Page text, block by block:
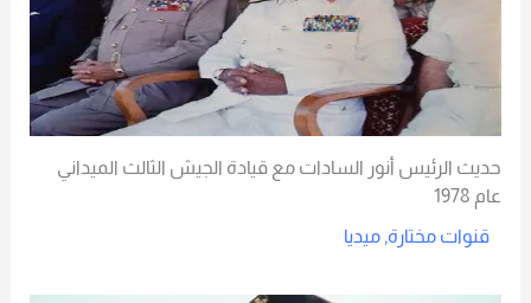
حديث الرئيس أنور السادات مع قيادة الجيش الثالث الميداني
عام 1978
قنوات مختارة, ميديا